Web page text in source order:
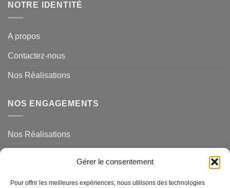
Gérer le consentement
Pour offrir les meilleures expériences, nous utilisons des technologies
NOTRE IDENTITÉ
A propos
Contactez-nous
Nos Réalisations
NOS ENGAGEMENTS
Nos Réalisations
NOS SERVICES